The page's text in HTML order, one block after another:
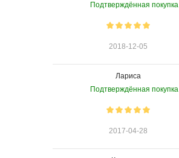
Подтверждённая покупка
2018-12-05
Лариса
Подтверждённая покупка
2017-04-28